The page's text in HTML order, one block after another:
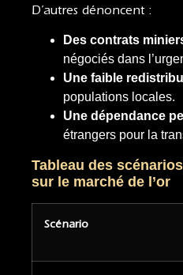
D’autres dénoncent :
Des contrats
négociés dans
Une faible
populations locales.
Une dépendance
étrangers pour la
Tableau des
sur le marché de l’or
Scénario